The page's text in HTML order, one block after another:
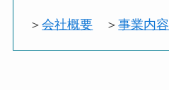
＞会社概要 ＞事業内容